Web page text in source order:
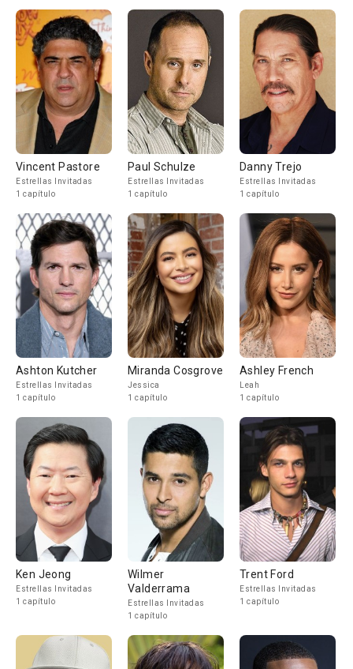
Vincent Pastore
Estrellas Invitadas
1 capítulo
Paul Schulze
Estrellas Invitadas
1 capítulo
Danny Trejo
Estrellas Invitadas
1 capítulo
Ashton Kutcher
Estrellas Invitadas
1 capítulo
Miranda Cosgrove
Jessica
1 capítulo
Ashley French
Leah
1 capítulo
Ken Jeong
Estrellas Invitadas
1 capítulo
Wilmer
Valderrama
Estrellas Invitadas
1 capítulo
Trent Ford
Estrellas Invitadas
1 capítulo